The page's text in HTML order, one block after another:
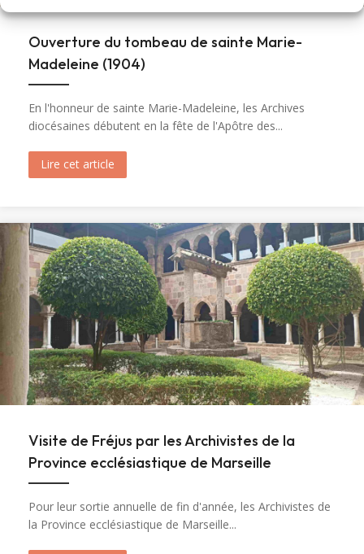
Ouverture du tombeau de sainte Marie-
Madeleine (1904)
En l'honneur de sainte Marie-Madeleine, les Archives
diocésaines débutent en la fête de l'Apôtre des...
Lire cet article
Visite de Fréjus par les Archivistes de la
Province ecclésiastique de Marseille
Pour leur sortie annuelle de fin d'année, les Archivistes de
la Province ecclésiastique de Marseille...